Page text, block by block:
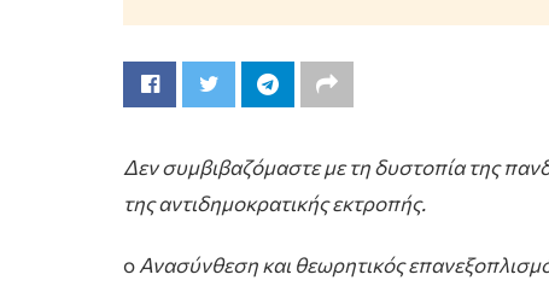
Δεν συμβιβαζόμαστε με τη δυστοπία της
της αντιδημοκρατικής εκτροπής.
oΑνασύνθεση και θεωρητικός